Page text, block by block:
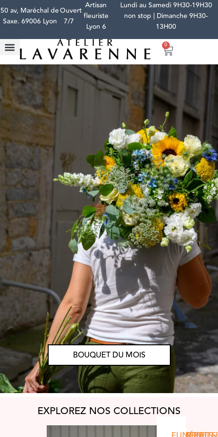
50 av, Maréchal de
Saxe. 69006 Lyon
Ouvert
7/7
Artisan
fleuriste
Lyon 6
Lundi au Samedi 9H30-19H30
non stop | Dimanche 9H30-
13H00
0
BOUQUET DU MOIS
EXPLOREZ NOS COLLECTIONS